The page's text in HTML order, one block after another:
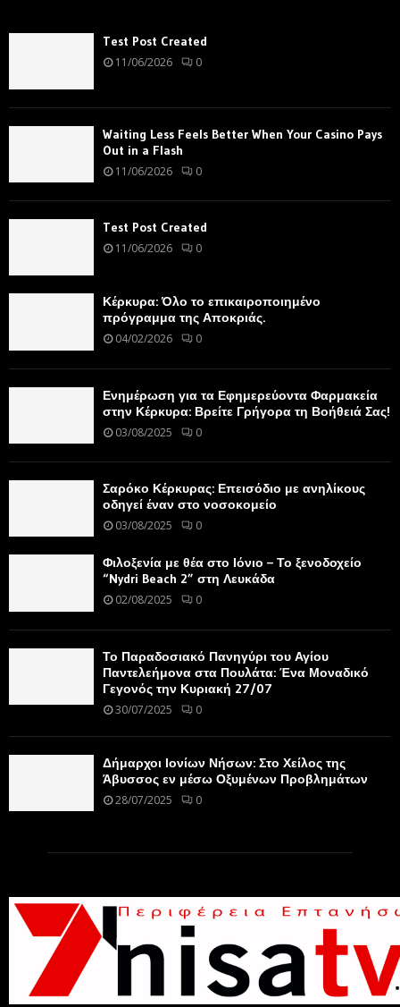
Test Post Created
11/06/2026 0
Waiting Less Feels Better When Your Casino Pays
Out in a Flash
11/06/2026 0
Test Post Created
11/06/2026 0
Κέρκυρα: Όλο το επικαιροποιημένο
πρόγραμμα της Αποκριάς.
04/02/2026 0
Ενημέρωση για τα Εφημερεύοντα Φαρμακεία
στην Κέρκυρα: Βρείτε Γρήγορα τη Βοήθειά Σας!
03/08/2025 0
Σαρόκο Κέρκυρας: Επεισόδιο με ανηλίκους
οδηγεί έναν στο νοσοκομείο
03/08/2025 0
Φιλοξενία με θέα στο Ιόνιο – Το ξενοδοχείο
“Nydri Beach 2” στη Λευκάδα
02/08/2025 0
Το Παραδοσιακό Πανηγύρι του Αγίου
Παντελεήμονα στα Πουλάτα: Ένα Μοναδικό
Γεγονός την Κυριακή 27/07
30/07/2025 0
Δήμαρχοι Ιονίων Νήσων: Στο Χείλος της
Άβυσσος εν μέσω Οξυμένων Προβλημάτων
28/07/2025 0